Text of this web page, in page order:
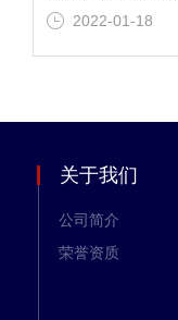
2022-01-18
关于我们
公司简介
荣誉资质